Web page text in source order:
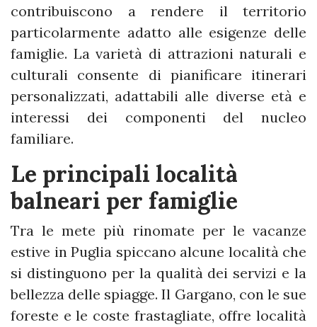
contribuiscono a rendere il territorio
particolarmente adatto alle esigenze delle
famiglie. La varietà di attrazioni naturali e
culturali consente di pianificare itinerari
personalizzati, adattabili alle diverse età e
interessi dei componenti del nucleo
familiare.
Le principali località
balneari per famiglie
Tra le mete più rinomate per le vacanze
estive in Puglia spiccano alcune località che
si distinguono per la qualità dei servizi e la
bellezza delle spiagge. Il Gargano, con le sue
foreste e le coste frastagliate, offre località